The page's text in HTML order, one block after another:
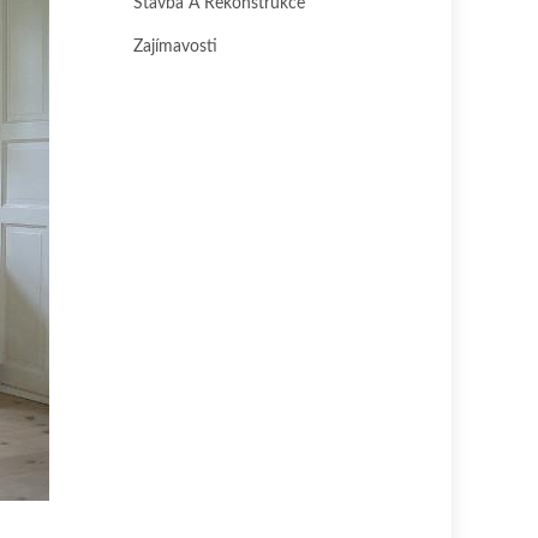
Stavba A Rekonstrukce
Zajímavosti